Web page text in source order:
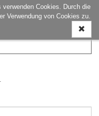
Cookies. Durch die
Verwendung von Cookies zu.
ein-/